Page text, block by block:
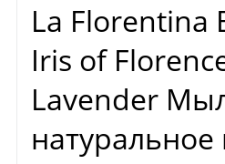
La Florentina
Iris of
Lavender
натуральное